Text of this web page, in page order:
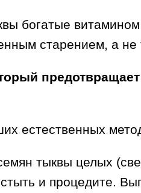
богатые
старением, а не
естественных
тыквы целых
и процедите.